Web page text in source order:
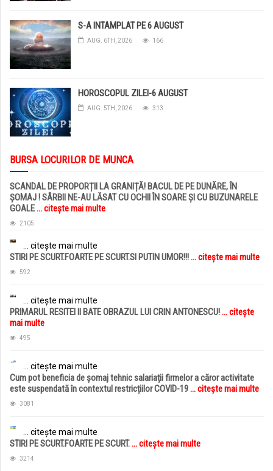
S-A INTAMPLAT PE 6 AUGUST
AUG. 6TH, 2026 166
HOROSCOPUL ZILEI-6 AUGUST
AUG. 5TH, 2026 313
BURSA LOCURILOR DE MUNCA
SCANDAL DE PROPORȚII LA GRANIȚĂ! BACUL DE PE DUNĂRE, ÎN
ȘOMAJ ! SÂRBII NE-AU LĂSAT CU OCHII ÎN SOARE ȘI CU BUZUNARELE
GOALE... citește mai multe
2105
... citește mai multe
STIRI PE SCURT.FOARTE PE SCURT.SI PUTIN UMOR!!!... citește mai multe
592
... citește mai multe
PRIMARUL RESITEI II BATE OBRAZUL LUI CRIN ANTONESCU!... citește
mai multe
495
... citește mai multe
Cum pot beneficia de șomaj tehnic salariații firmelor a căror activitate
este suspendată în contextul restricțiilor COVID-19... citește mai multe
3081
... citește mai multe
STIRI PE SCURT.FOARTE PE SCURT.... citește mai multe
3214